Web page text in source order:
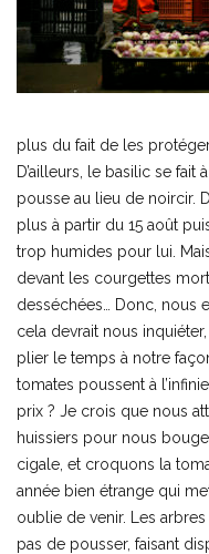
plus du fait de les
D’ailleurs, le basilic se fait
pousse au lieu de noircir.
plus à partir du 15 août
trop humides pour lui.
devant les courgettes
desséchées… Donc, nous
cela devrait nous
plier le temps à notre
tomates poussent à
prix ? Je crois que nous
huissiers pour nous
cigale, et croquons la
année bien étrange qui
oublie de venir. Les arbres
pas de pousser, faisant